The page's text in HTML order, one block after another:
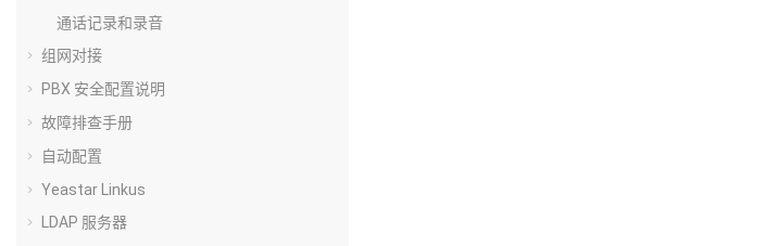
通话记录和录音
组网对接
PBX 安全配置说明
故障排查手册
自动配置
Yeastar Linkus
LDAP 服务器